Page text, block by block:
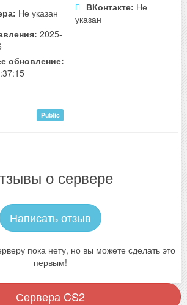
Не указан ВКонтакте: Не
указан
2025-
обновление:
Public
о сервере
Написать отзыв
пока нету, но вы можете сделать это
первым!
Сервера CS2